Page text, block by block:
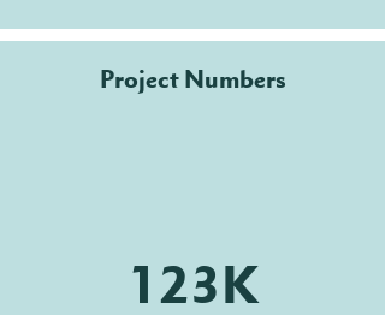
Project Numbers
123K